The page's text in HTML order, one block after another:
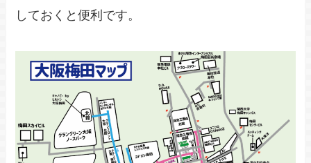
しておくと便利です。